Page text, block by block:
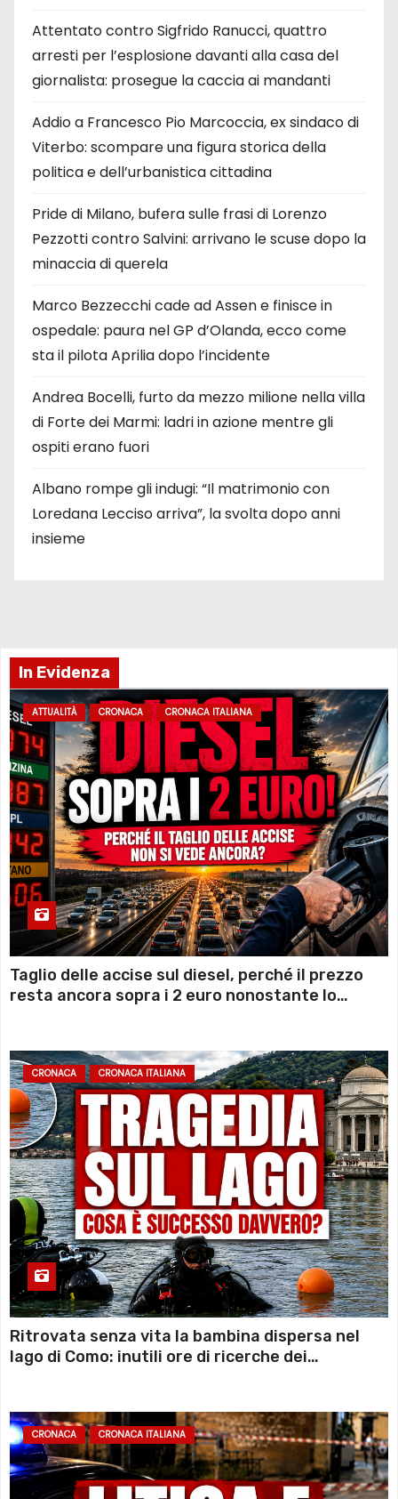
Attentato contro Sigfrido Ranucci, quattro
arresti per l’esplosione davanti alla casa del
giornalista: prosegue la caccia ai mandanti
Addio a Francesco Pio Marcoccia, ex sindaco di
Viterbo: scompare una figura storica della
politica e dell’urbanistica cittadina
Pride di Milano, bufera sulle frasi di Lorenzo
Pezzotti contro Salvini: arrivano le scuse dopo la
minaccia di querela
Marco Bezzecchi cade ad Assen e finisce in
ospedale: paura nel GP d’Olanda, ecco come
sta il pilota Aprilia dopo l’incidente
Andrea Bocelli, furto da mezzo milione nella villa
di Forte dei Marmi: ladri in azione mentre gli
ospiti erano fuori
Albano rompe gli indugi: “Il matrimonio con
Loredana Lecciso arriva”, la svolta dopo anni
insieme
In Evidenza
ATTUALITÀ CRONACA CRONACA ITALIANA
Taglio delle accise sul diesel, perché il prezzo
resta ancora sopra i 2 euro nonostante lo
CRONACA CRONACA ITALIANA
Ritrovata senza vita la bambina dispersa nel
lago di Como: inutili ore di ricerche dei
CRONACA CRONACA ITALIANA